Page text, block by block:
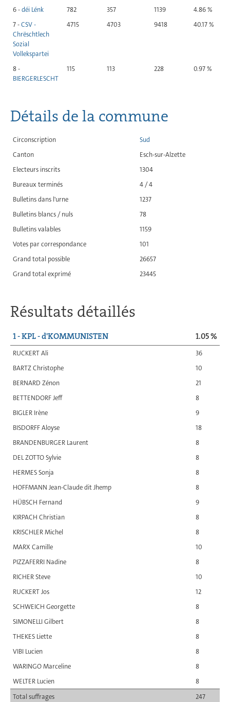
6 -déi Lénk 782 357 1139
4.86 %
7 -CSV -
Chrëschtlech
Sozial
Vollekspartei
4715 4703 9418 40.17 %
8 -
BIERGERLESCHT
115 113 228 0.97 %
Détails de la commune
Circonscription
Sud
Canton
Esch-sur-Alzette
Electeurs inscrits
1304
Bureaux terminés
4 / 4
Bulletins dans l'urne
1237
Bulletins blancs / nuls
78
Bulletins valables
1159
Votes par correspondance
101
Grand total possible
26657
Grand total exprimé
23445
Résultats détaillés
1 - KPL - d'KOMMUNISTEN 1.05 %
Total suffrages 247
RUCKERT Ali
36
BARTZ Christophe
10
BERNARD Zénon
21
BETTENDORF Jeff
8
BIGLER Irène
9
BISDORFF Aloyse
18
BRANDENBURGER Laurent
8
DEL ZOTTO Sylvie
8
HERMES Sonja
8
HOFFMANN Jean-Claude dit Jhemp
8
HÜBSCH Fernand
9
KIRPACH Christian
8
KRISCHLER Michel
8
MARX Camille
10
PIZZAFERRI Nadine
8
RICHER Steve
10
RUCKERT Jos
12
SCHWEICH Georgette
8
SIMONELLI Gilbert
8
THEKES Liette
8
VIBI Lucien
8
WARINGO Marceline
8
WELTER Lucien
8